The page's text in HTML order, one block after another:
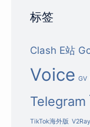
标签
Clash E站
Voice GV
Telegram
TikTok海外版